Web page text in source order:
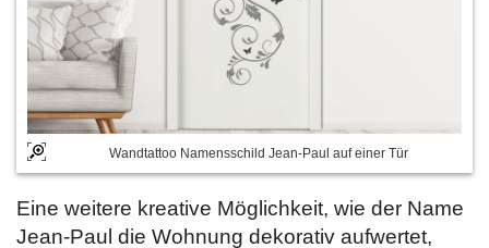
Wandtattoo Namensschild Jean-Paul auf einer Tür
Eine weitere kreative Möglichkeit, wie der Name
Jean-Paul die Wohnung dekorativ aufwertet,